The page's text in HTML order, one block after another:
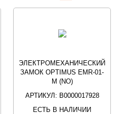
ЭЛЕКТРОМЕХАНИЧЕСКИЙ
ЗАМОК OPTIMUS EMR-01-
M (NO)
АРТИКУЛ: В0000017928
ЕСТЬ В НАЛИЧИИ